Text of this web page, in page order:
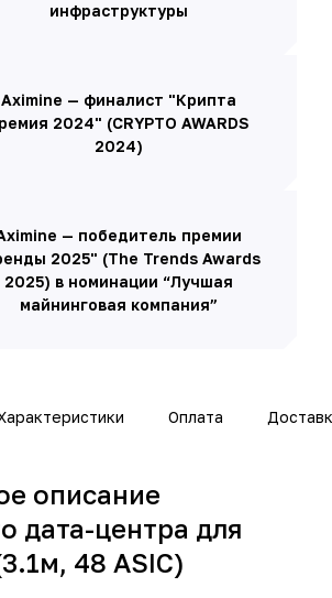
инфраструктуры
Aximine — финалист "Крипта
2024" (CRYPTO AWARDS
2024)
— победитель премии
2025" (The Trends Awards
2025) в номинации “Лучшая
майнинговая компания”
Оплата
описание
дата-центра для
48 ASIC)